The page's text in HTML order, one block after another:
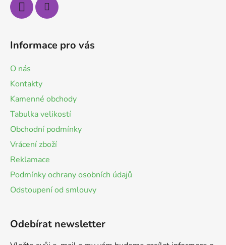
Informace pro vás
O nás
Kontakty
Kamenné obchody
Tabulka velikostí
Obchodní podmínky
Vrácení zboží
Reklamace
Podmínky ochrany osobních údajů
Odstoupení od smlouvy
Odebírat newsletter